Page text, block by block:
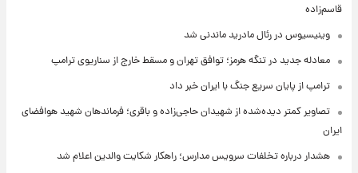
قاسم‌زاده
وینیسیوس در رئال مادرید ماندنی شد
معادله جدید در تنگه هرمز؛ توافق تهران و مسقط خارج از سناریوی ترامپ
ترامپ از پایان سریع جنگ با ایران خبر داد
تصاویر کمتر دیده‌شده از شهیدان حاجی‌زاده و باقری؛ فرماندهان شهید هوافضای
ایران
هشدار درباره تخلفات سرویس مدارس؛ راهکار شکایت والدین اعلام شد